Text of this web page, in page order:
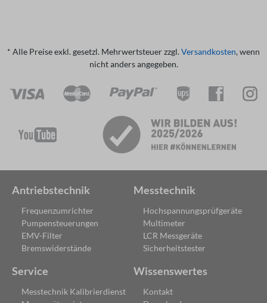
* Alle Preise exkl. gesetzl. Mehrwertsteuer zzgl. Versandkosten, wenn
nicht anders angegeben.
Antriebstechnik
Frequenzumrichter
Pumpensteuerungen
EMV-Filter
Bremswiderstände
Messtechnik
Hochspannungsprüfgeräte
Multimeter
LCR Messgeräte
Sicherheitstester
Service
Messtechnik Kalibrierdienst
Wissenswertes
Kontakt